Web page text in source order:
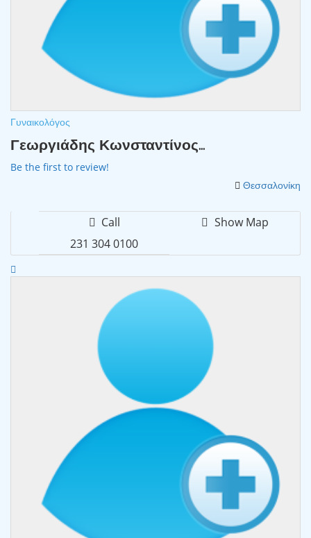
Γυναικολόγος
Γεωργιάδης Κωνσταντίνος...
Be the first to review!
Θεσσαλονίκη
Call
231 304 0100
Show Map